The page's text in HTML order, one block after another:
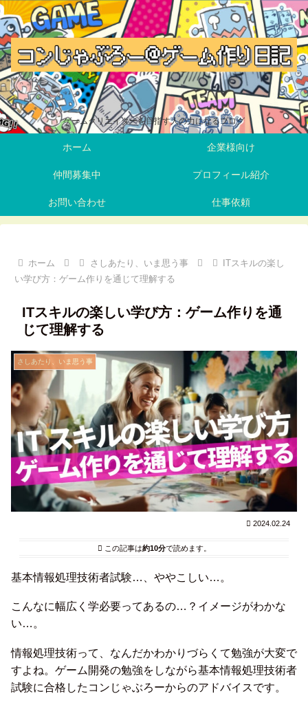
ゲームクリエイターを目指す人の力になるブログ
ホーム 企業様向け
仲間募集中 プロフィール紹介
お問い合わせ 仕事依頼
ホーム さしあたり、いま思う事
ITスキルの楽し
い学び方：ゲーム作りを通じて理解する
ITスキルの楽しい学び方：ゲーム作りを通
じて理解する
さしあたり、いま思う事
2024.02.24
この記事は約10分で読めます。
基本情報処理技術者試験…、ややこしい…。
こんなに幅広く学必要ってあるの…？イメージがわかな
い…。
情報処理技術って、なんだかわかりづらくて勉強が大変で
すよね。ゲーム開発の勉強をしながら基本情報処理技術者
試験に合格したコンじゃぶろーからのアドバイスです。